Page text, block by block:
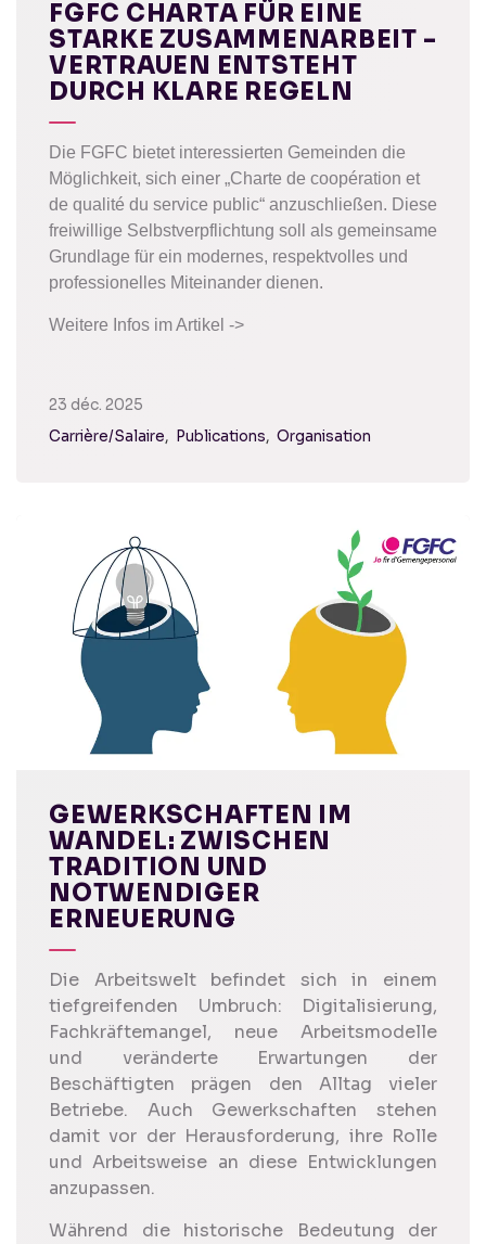
FGFC CHARTA FÜR EINE
STARKE ZUSAMMENARBEIT -
VERTRAUEN ENTSTEHT
DURCH KLARE REGELN
Die FGFC bietet interessierten Gemeinden die
Möglichkeit, sich einer „Charte de coopération et
de qualité du service public“ anzuschließen. Diese
freiwillige Selbstverpflichtung soll als gemeinsame
Grundlage für ein modernes, respektvolles und
professionelles Miteinander dienen.
Weitere Infos im Artikel ->
23 déc. 2025
Carrière/Salaire
Publications Organisation
GEWERKSCHAFTEN IM
WANDEL: ZWISCHEN
TRADITION UND
NOTWENDIGER
ERNEUERUNG
Die Arbeitswelt befindet sich in einem
tiefgreifenden Umbruch: Digitalisierung,
Fachkräftemangel, neue Arbeitsmodelle
und veränderte Erwartungen der
Beschäftigten prägen den Alltag vieler
Betriebe. Auch Gewerkschaften stehen
damit vor der Herausforderung, ihre Rolle
und Arbeitsweise an diese Entwicklungen
anzupassen.
Während die historische Bedeutung der